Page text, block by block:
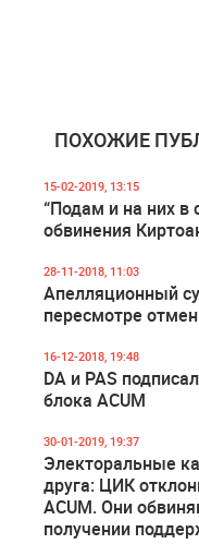
ПОХОЖИЕ
15-02-2019, 13:15
“Подам и на них в
обвинения
28-11-2018, 11:03
Апелляционный
пересмотре
16-12-2018, 19:48
DA и PAS
блока ACUM
30-01-2019, 19:37
Электоральные
друга: ЦИК
ACUM. Они
получении